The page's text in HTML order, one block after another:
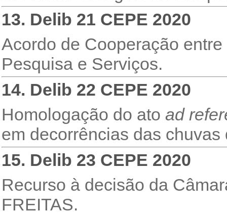
13. Delib 21 CEPE 2020
Acordo de Cooperação
Pesquisa e Serviços.
14. Delib 22 CEPE 2020
Homologação do ato ad
em decorrências das
15. Delib 23 CEPE 2020
Recurso à decisão da
FREITAS.